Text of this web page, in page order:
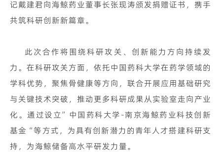
记戴建君向海鲸药业董事长张现涛颁发捐赠证书，携手
共筑科研创新新篇章。
此次合作将围绕科研攻关、创新能力方向持续发
力。在科研攻关方面，依托中国药科大学在药学领域的
学科优势，聚焦骨健康等方向，联合开展应用基础研究
与关键技术突破，推动更多科研成果从实验室走向产业
化。通过设立”中国药科大学-南京海鲸药业科技创新
基金“等方式，为具有创新潜力的青年人才搭建科研支
持，为海鲸储备高水平研发力量。